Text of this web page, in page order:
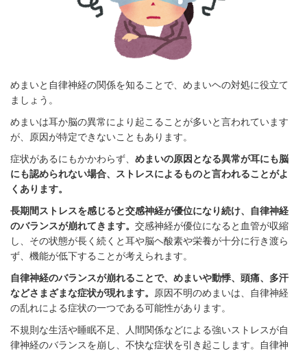
めまいと自律神経の関係を知ることで、めまいヘの対処に役立て
ましょう。
めまいは耳か脳の異常により起こることが多いと言われています
が、原因が特定できないこともあります。
症状があるにもかかわらず、 めまいの原因となる異常が耳にも脳
にも認められない場合、ストレスによるものと言われることがよ
くあります。
長期間ストレスを感じると交感神経が優位になり続け、自律神経
のバランスが崩れてきます。 交感神経が優位になると血管が収縮
し、その状態が長く続くと耳や脳ヘ酸素や栄養が十分に行き渡ら
ず、機能が低下することが考えられます。
自律神経のバランスが崩れることで、めまいや動悸、頭痛、多汗
などさまざまな症状が現れます。
原因不明のめまいは、自律神経
の乱れによる症状の一つである可能性があります。
不規則な生活や睡眠不足、人間関係などによる強いストレスが自
律神経のバランスを崩し、不快な症状を引き起こします。自律神